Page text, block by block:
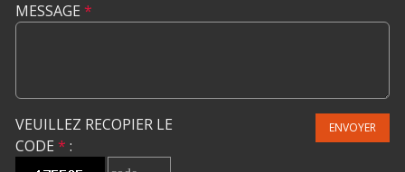
MESSAGE *
VEUILLEZ RECOPIER LE
CODE * :
ENVOYER